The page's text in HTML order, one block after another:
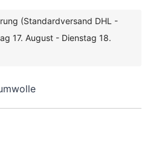
(Standardversand DHL -
17. August - Dienstag 18.